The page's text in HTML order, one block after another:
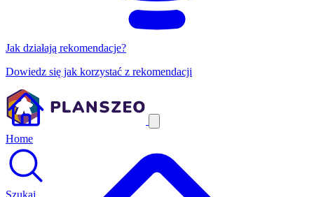
Jak działają rekomendacje?
Dowiedz się jak korzystać z rekomendacji
Home
Szukaj